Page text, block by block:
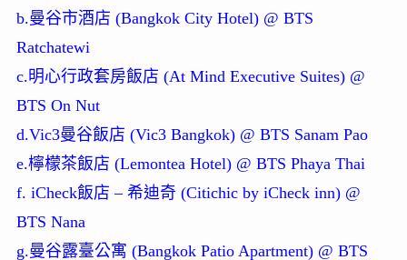
b.曼谷市酒店 (Bangkok City Hotel) @ BTS
Ratchatewi
c.明心行政套房飯店 (At Mind Executive Suites) @
BTS On Nut
d.Vic3曼谷飯店 (Vic3 Bangkok) @ BTS Sanam Pao
e.檸檬茶飯店 (Lemontea Hotel) @ BTS Phaya Thai
f. iCheck飯店 – 希迪奇 (Citichic by iCheck inn) @
BTS Nana
g.曼谷露臺公寓 (Bangkok Patio Apartment) @ BTS